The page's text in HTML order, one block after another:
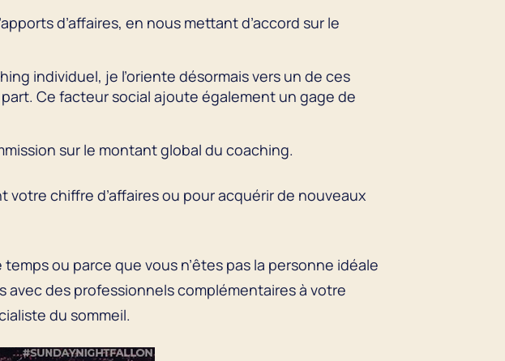
d’affaires, en nous mettant d’accord sur le
individuel, je l’oriente désormais vers un de ces
Ce facteur social ajoute également un gage de
sur le montant global du coaching.
votre chiffre d’affaires ou pour acquérir de nouveaux
ou parce que vous n’êtes pas la personne idéale
avec des professionnels complémentaires à votre
du sommeil.